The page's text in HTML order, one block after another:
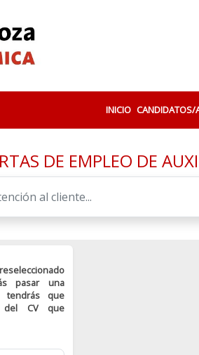
INICIO CANDIDATOS/
DE EMPLEO DE
pasar una
que
del CV que